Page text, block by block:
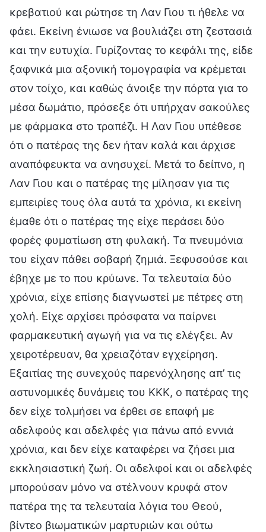
κρεβατιού και ρώτησε τη Λαν Γιου τι ήθελε να
φάει. Εκείνη ένιωσε να βουλιάζει στη ζεστασιά
και την ευτυχία. Γυρίζοντας το κεφάλι της, είδε
ξαφνικά μια αξονική τομογραφία να κρέμεται
στον τοίχο, και καθώς άνοιξε την πόρτα για το
μέσα δωμάτιο, πρόσεξε ότι υπήρχαν σακούλες
με φάρμακα στο τραπέζι. Η Λαν Γιου υπέθεσε
ότι ο πατέρας της δεν ήταν καλά και άρχισε
αναπόφευκτα να ανησυχεί. Μετά το δείπνο, η
Λαν Γιου και ο πατέρας της μίλησαν για τις
εμπειρίες τους όλα αυτά τα χρόνια, κι εκείνη
έμαθε ότι ο πατέρας της είχε περάσει δύο
φορές φυματίωση στη φυλακή. Τα πνευμόνια
του είχαν πάθει σοβαρή ζημιά. Ξεφυσούσε και
έβηχε με το που κρύωνε. Τα τελευταία δύο
χρόνια, είχε επίσης διαγνωστεί με πέτρες στη
χολή. Είχε αρχίσει πρόσφατα να παίρνει
φαρμακευτική αγωγή για να τις ελέγξει. Αν
χειροτέρευαν, θα χρειαζόταν εγχείρηση.
Εξαιτίας της συνεχούς παρενόχλησης απ’ τις
αστυνομικές δυνάμεις του ΚΚΚ, ο πατέρας της
δεν είχε τολμήσει να έρθει σε επαφή με
αδελφούς και αδελφές για πάνω από εννιά
χρόνια, και δεν είχε καταφέρει να ζήσει μια
εκκλησιαστική ζωή. Οι αδελφοί και οι αδελφές
μπορούσαν μόνο να στέλνουν κρυφά στον
πατέρα της τα τελευταία λόγια του Θεού,
βίντεο βιωματικών μαρτυριών και ούτω